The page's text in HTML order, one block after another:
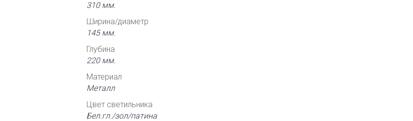
310 мм.
Ширина/диаметр
145 мм.
Глубина
220 мм.
Материал
Металл
Цвет светильника
Бел.гл./зол/патина